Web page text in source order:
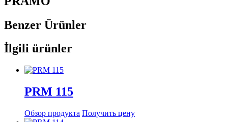
Benzer Ürünler
İlgili ürünler
PRM 115
Обзор продукта Получить цену